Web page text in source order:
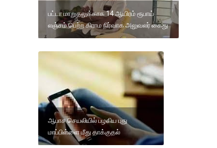
பட்டா மாறுதலுக்காக 14 ஆயிரம் ரூபாய்
லஞ்சம் பெற்ற கிராம நிர்வாக அலுவலர் கைது
ஆபாச செயலியில் பழகிய புது
மாப்பிள்ளை மீது தாக்குதல்